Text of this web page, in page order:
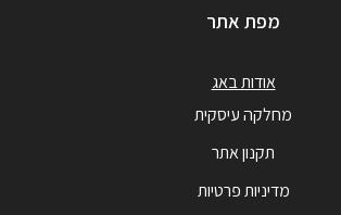
מפת אתר
אודות באג
מחלקה עיסקית
תקנון אתר
מדיניות פרטיות